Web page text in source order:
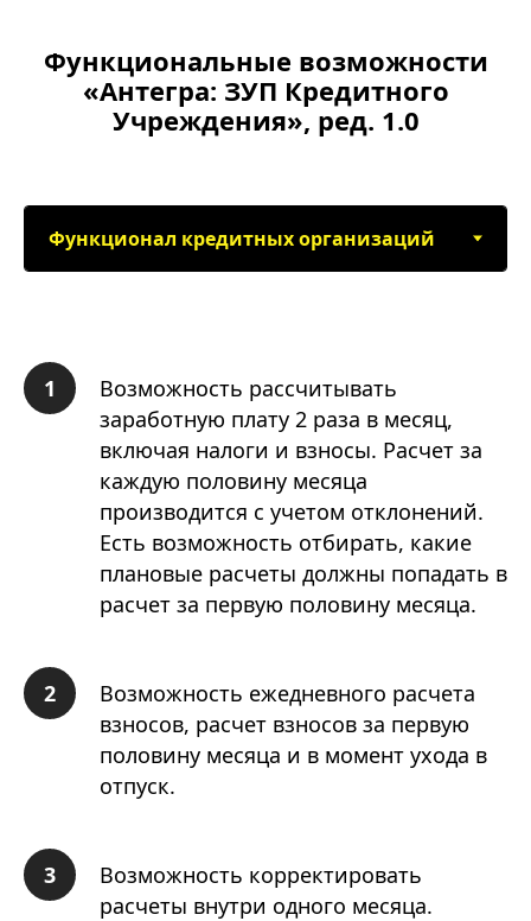
Функциональные возможности
«Антегра: ЗУП Кредитного
Учреждения», ред. 1.0
Возможность рассчитывать
заработную плату 2 раза в месяц,
включая налоги и взносы. Расчет за
каждую половину месяца
производится с учетом отклонений.
Есть возможность отбирать, какие
плановые расчеты должны попадать в
расчет за первую половину месяца.
Возможность ежедневного расчета
взносов, расчет взносов за первую
половину месяца и в момент ухода в
отпуск.
Возможность корректировать
расчеты внутри одного месяца.